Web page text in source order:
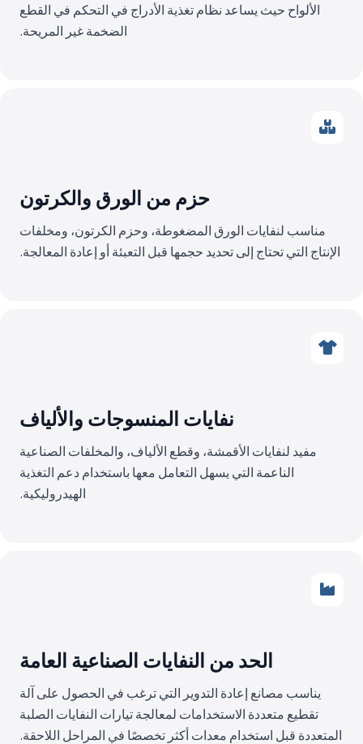
الألواح حيث يساعد نظام تغذية الأدراج في التحكم في القطع
الضخمة غير المريحة.
حزم من الورق والكرتون
مناسب لنفايات الورق المضغوطة، وحزم الكرتون، ومخلفات
الإنتاج التي تحتاج إلى تحديد حجمها قبل التعبئة أو إعادة المعالجة.
نفايات المنسوجات والألياف
مفيد لنفايات الأقمشة، وقطع الألياف، والمخلفات الصناعية
الناعمة التي يسهل التعامل معها باستخدام دعم التغذية
الهيدروليكية.
الحد من النفايات الصناعية العامة
يناسب مصانع إعادة التدوير التي ترغب في الحصول على آلة
تقطيع متعددة الاستخدامات لمعالجة تيارات النفايات الصلبة
المتعددة قبل استخدام معدات أكثر تخصصًا في المراحل اللاحقة.